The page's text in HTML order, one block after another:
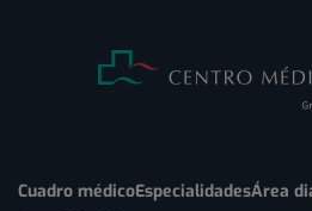
Cuadro médicoEspecialidadesÁrea